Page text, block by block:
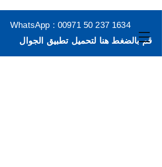
WhatsApp : 00971 50 237 1634
قم بالضغط هنا لتحميل تطبيق الجوال